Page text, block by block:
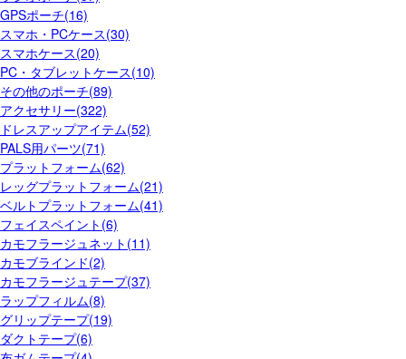
GPSポーチ(16)
スマホ・PCケース(30)
スマホケース(20)
PC・タブレットケース(10)
その他のポーチ(89)
アクセサリー(322)
ドレスアップアイテム(52)
PALS用パーツ(71)
プラットフォーム(62)
レッグプラットフォーム(21)
ベルトプラットフォーム(41)
フェイスペイント(6)
カモフラージュネット(11)
カモブラインド(2)
カモフラージュテープ(37)
ラップフィルム(8)
グリップテープ(19)
ダクトテープ(6)